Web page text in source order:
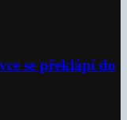
se překlápí do